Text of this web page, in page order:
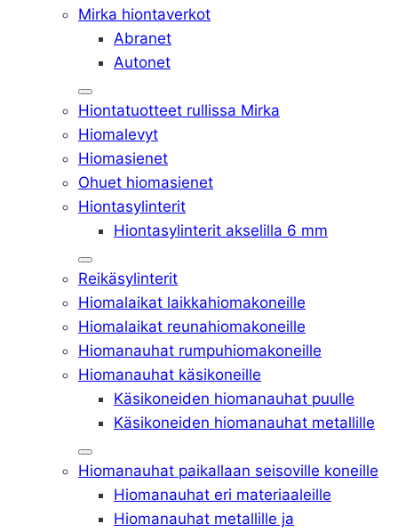
Mirka hiontaverkot
Abranet
Autonet
Hiontatuotteet rullissa Mirka
Hiomalevyt
Hiomasienet
Ohuet hiomasienet
Hiontasylinterit
Hiontasylinterit akselilla 6 mm
Reikäsylinterit
Hiomalaikat laikkahiomakoneille
Hiomalaikat reunahiomakoneille
Hiomanauhat rumpuhiomakoneille
Hiomanauhat käsikoneille
Käsikoneiden hiomanauhat puulle
Käsikoneiden hiomanauhat metallille
Hiomanauhat paikallaan seisoville koneille
Hiomanauhat eri materiaaleille
Hiomanauhat metallille ja